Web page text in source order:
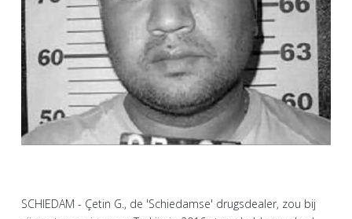
SCHIEDAM - Çetin G., de 'Schiedamse' drugsdealer, zou bij